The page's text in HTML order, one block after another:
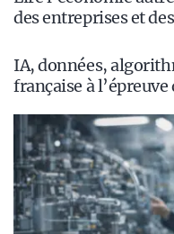
des entreprises et
IA, données,
française à l’épreuve